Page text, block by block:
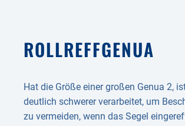
ROLLREFF­GENUA
Hat die Größe einer großen Genua 2,
deutlich schwerer verarbeitet, um
zu vermeiden, wenn das Segel